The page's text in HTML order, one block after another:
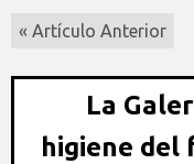
« Artículo Anterior
La
higiene del